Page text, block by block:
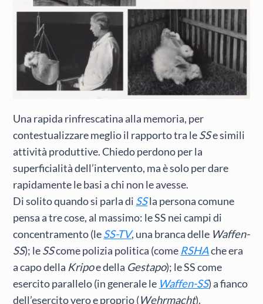
Una rapida rinfrescatina alla memoria, per
contestualizzare meglio il rapporto tra leSSe simili
attività produttive. Chiedo perdono per la
superficialità dell’intervento, ma è solo per dare
rapidamente le basi a chi non le avesse.
Di solito quando si parla di SSla persona comune
pensa a tre cose, al massimo: le SS nei campi di
concentramento (leSS-TV, una branca delle Waffen-
SS); leSScome polizia politica (come RSHAche era
a capo della Kripoe della Gestapo); le SS come
esercito parallelo (in generale le Waffen-SS) a fianco
dell’esercito vero e proprio (Wehrmacht).